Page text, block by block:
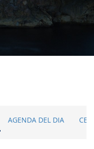
AGENDA DEL DIA